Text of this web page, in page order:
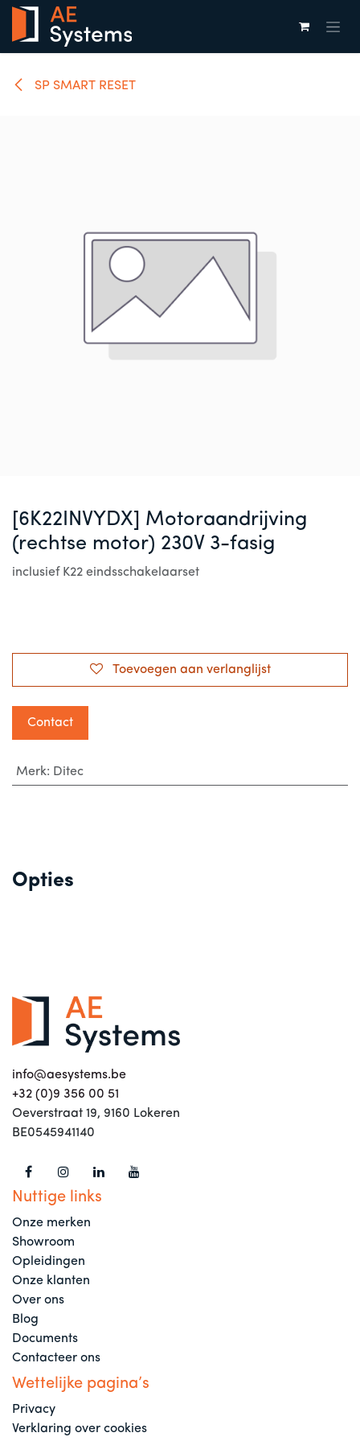
Overslaan naar inhoud
SP SMART RESET
[6K22INVYDX] Motoraandrijving
(rechtse motor) 230V 3-fasig
inclusief K22 eindsschakelaarset
Toevoegen aan verlanglijst
Contact
Merk: Ditec
Opties
info@aesystems.be
+32 (0)9 356 00 51
Oeverstraat 19, 9160 Lokeren
BE0545941140
Nuttige links
Onze merken
Showroom
Opleidingen
Onze klanten
Over ons
Blog
Documents
Contacteer ons
Wettelijke pagina’s
Privacy
Verklaring over cookies